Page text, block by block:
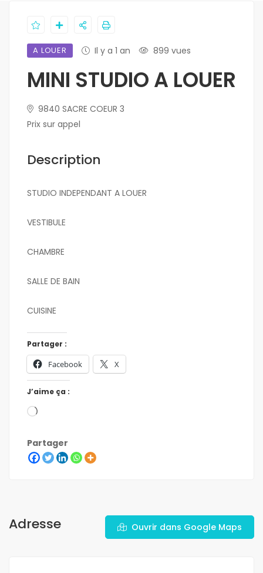
A LOUER Il y a 1 an 899 vues
MINI STUDIO A LOUER
9840 SACRE COEUR 3
Prix sur appel
Description
STUDIO INDEPENDANT A LOUER
VESTIBULE
CHAMBRE
SALLE DE BAIN
CUISINE
Partager :
Facebook X
J’aime ça :
Partager
Adresse Ouvrir dans Google Maps